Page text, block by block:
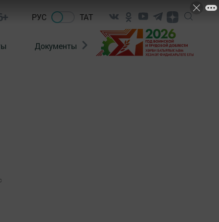
РУС ТАТ
Документы Патриотизм